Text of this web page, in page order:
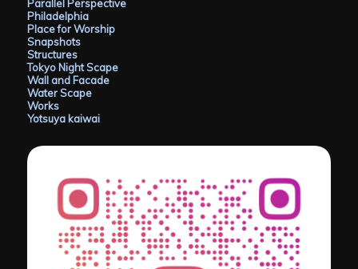
Parallel Perspective
Philadelphia
Place for Worship
Snapshots
Structures
Tokyo Night Scape
Wall and Facade
Water Scape
Works
Yotsuya kaiwai